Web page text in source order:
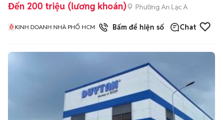
Đến 200 triệu (lương khoán) Phường An Lạc A
KINH DOANH NHÀ PHỐ HCM 1đã bánBấm để hiện số Chat